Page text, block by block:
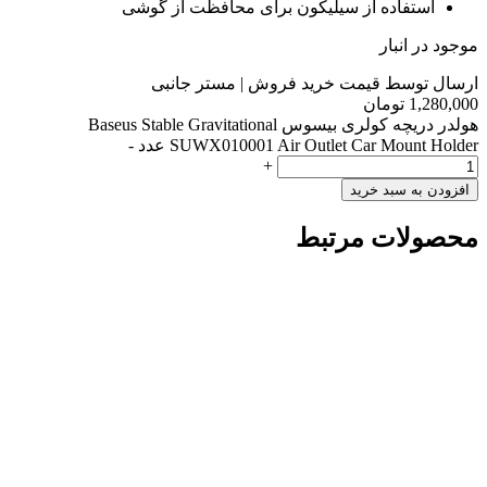
استفاده از سیلیکون برای محافظت از گوشی
موجود در انبار
ارسال توسط قیمت خرید فروش | مستر جانبی
1,280,000 تومان
هولدر دریچه کولری بیسوس Baseus Stable Gravitational
SUWX010001 Air Outlet Car Mount Holder عدد
-
+
افزودن به سبد خرید
محصولات مرتبط